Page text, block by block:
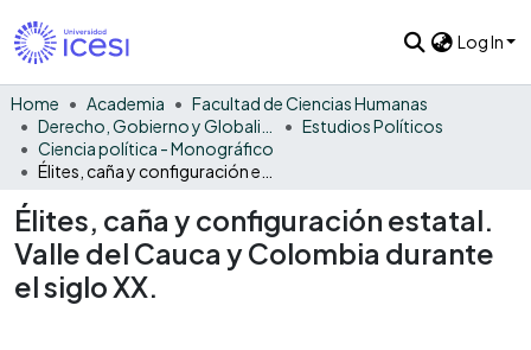
Log In
Home Academia
Facultad de Ciencias Humanas
Estudios Políticos
Ciencia política - Monográfico
Élites, caña y configuración estatal.
Valle del Cauca y Colombia durante
el siglo XX.